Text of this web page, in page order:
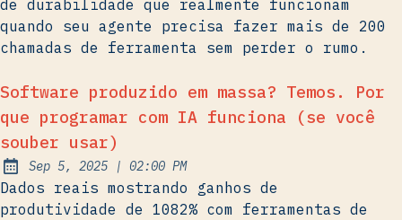
de durabilidade que realmente funcionam
quando seu agente precisa fazer mais de 200
chamadas de ferramenta sem perder o rumo.
Software produzido em massa? Temos. Por
que programar com IA funciona (se você
souber usar)
Published:
Sep 5, 2025 | at
02:00 PM
Dados reais mostrando ganhos de
produtividade de 1082% com ferramentas de